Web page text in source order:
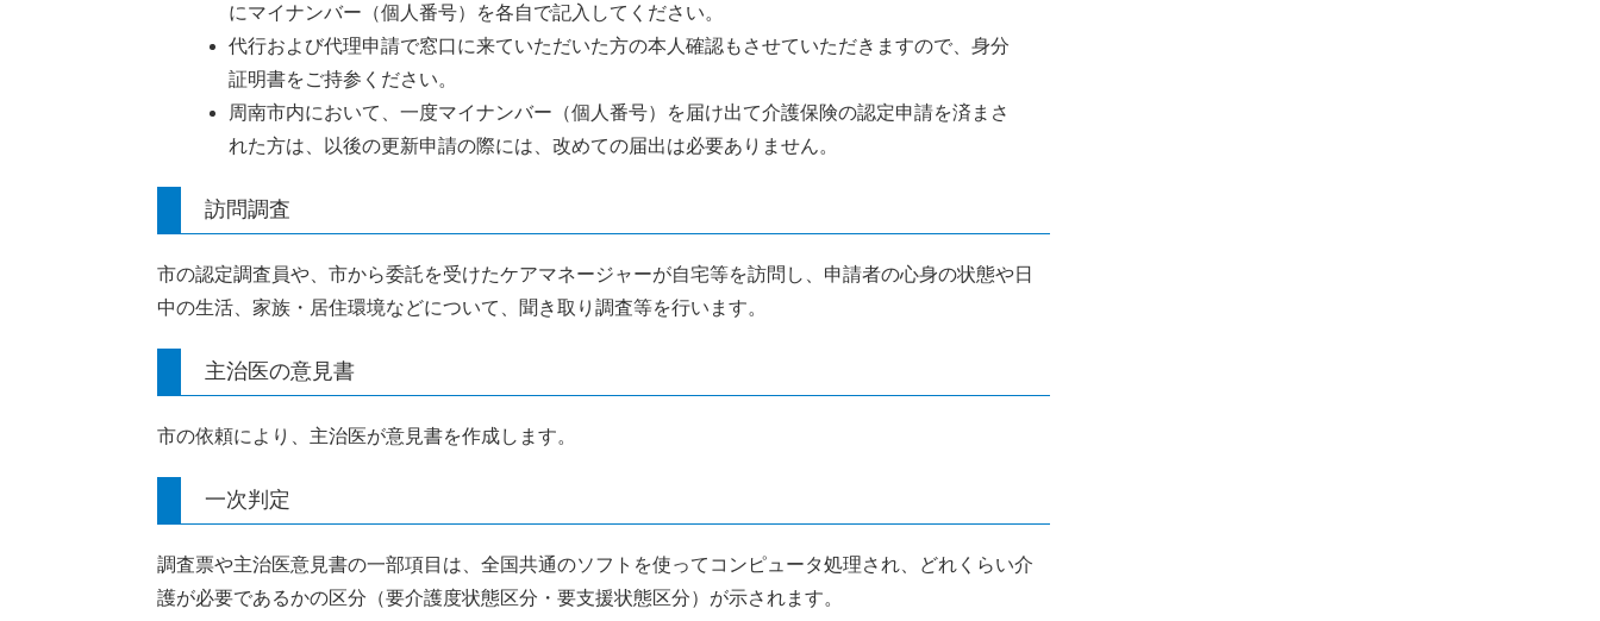
にマイナンバー（個人番号）を各自で記入してください。
代行および代理申請で窓口に来ていただいた方の本人確認もさせていただきますので、身分
証明書をご持参ください。
周南市内において、一度マイナンバー（個人番号）を届け出て介護保険の認定申請を済まさ
れた方は、以後の更新申請の際には、改めての届出は必要ありません。
訪問調査
市の認定調査員や、市から委託を受けたケアマネージャーが自宅等を訪問し、申請者の心身の状態や日
中の生活、家族・居住環境などについて、聞き取り調査等を行います。
主治医の意見書
市の依頼により、主治医が意見書を作成します。
一次判定
調査票や主治医意見書の一部項目は、全国共通のソフトを使ってコンピュータ処理され、どれくらい介
護が必要であるかの区分（要介護度状態区分・要支援状態区分）が示されます。